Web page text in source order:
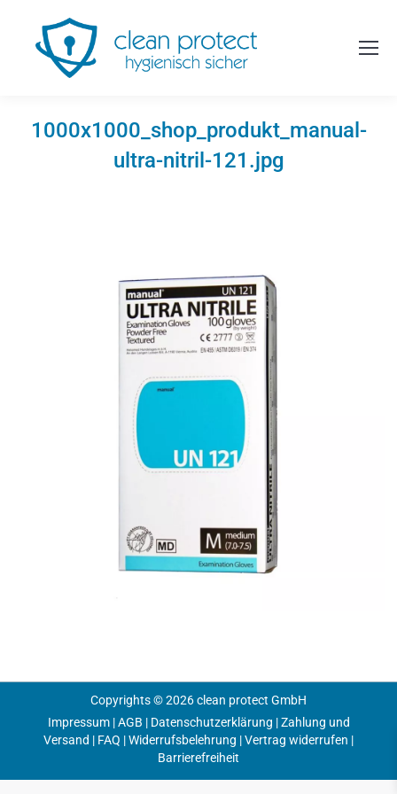
1000x1000_shop_produkt_manual-
ultra-nitril-121.jpg
Copyrights © 2026 clean protect GmbH
Impressum|AGB | Datenschutzerklärung |Zahlung und
Versand | FAQ |Widerrufsbelehrung |Vertrag widerrufen |
Barrierefreiheit